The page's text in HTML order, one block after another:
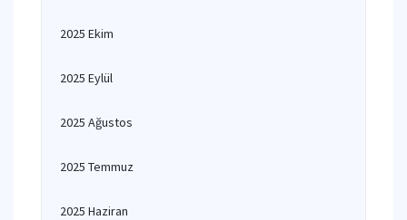
2025 Ekim
2025 Eylül
2025 Ağustos
2025 Temmuz
2025 Haziran